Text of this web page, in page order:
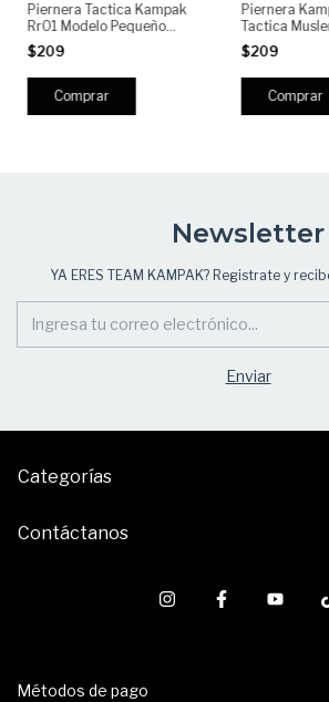
Piernera Tactica Kampak
Rr01 Modelo Pequeño
Ligero Multiusos
$209
Piernera
Tactica
Airsoft
$209
Newsletter
YA ERES TEAM KAMPAK? Registrate y
Categorías
Contáctanos
Métodos de pago